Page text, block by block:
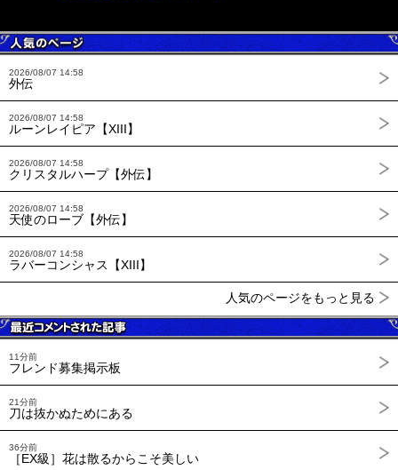
2026/08/07 14:58
外伝
2026/08/07 14:58
ルーンレイピア【XIII】
2026/08/07 14:58
クリスタルハープ【外伝】
2026/08/07 14:58
天使のローブ【外伝】
2026/08/07 14:58
ラバーコンシャス【XIII】
人気のページをもっと見る
11分前
フレンド募集掲示板
21分前
刀は抜かぬためにある
36分前
［EX級］花は散るからこそ美しい